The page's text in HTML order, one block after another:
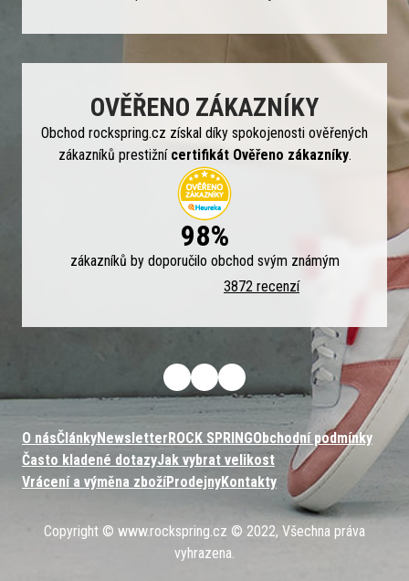
OVĚŘENO ZÁKAZNÍKY
Obchod rockspring.cz získal díky spokojenosti ověřených
zákazníků prestižní certifikát Ověřeno zákazníky.
98%
zákazníků by doporučilo obchod svým známým
3872 recenzí
O násČlánkyNewsletterROCK SPRINGObchodní podmínky
Často kladené dotazyJak vybrat velikost
Vrácení a výměna zbožíProdejnyKontakty
Copyright © www.rockspring.cz © 2022, Všechna práva
vyhrazena.